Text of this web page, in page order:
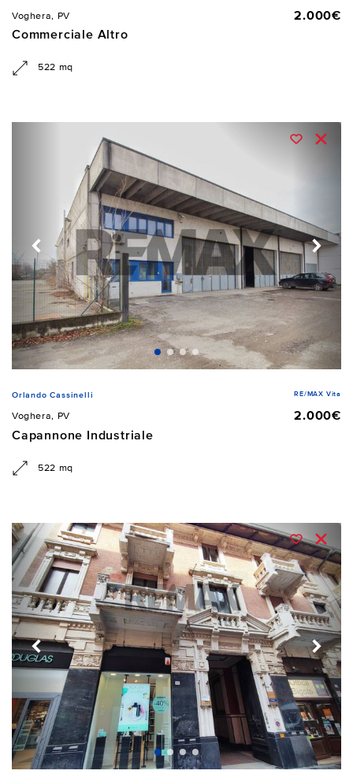
Voghera, PV
2.000€
Commerciale Altro
522 mq
Orlando Cassinelli RE/MAX Vita
Voghera, PV
2.000€
Capannone Industriale
522 mq